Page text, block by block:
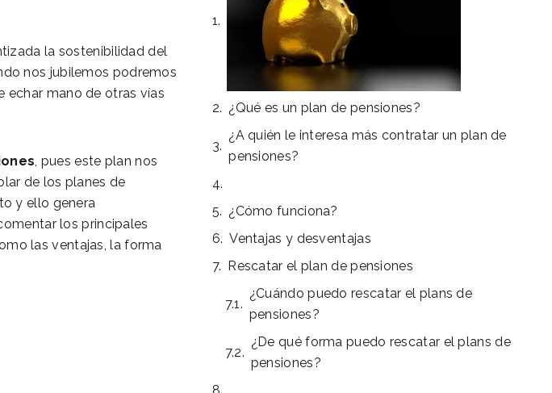
la sostenibilidad del
nos jubilemos podremos
echar mano de otras vías
, pues este plan nos
de los planes de
y ello genera
los principales
las ventajas, la forma
¿Qué es un plan de pensiones?
¿A quién le interesa más contratar un plan de
pensiones?
¿Cómo funciona?
Ventajas y desventajas
Rescatar el plan de pensiones
¿Cuándo puedo rescatar el plans de
pensiones?
¿De qué forma puedo rescatar el plans de
pensiones?